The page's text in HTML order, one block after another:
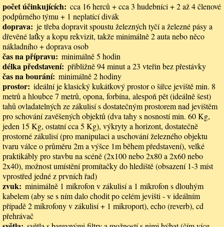
počet účinkujících cca 16 herců + cca 3 hudebníci + 2 až 4 členové
podpůrného týmu + 1 neplatící divák
doprava je třeba dopravit spoustu železných tyčí a železné pásy a
dřevěné laťky a kopu rekvizit, takže minimálně 2 auta nebo něco
nákladního + doprava osob
čas na přípravu minimálně 5 hodin
délka představení přibližně 94 minut a 23 vteřin bez přestávky
čas na bourání minimálně 2 hodiny
prostor ideální je klasický kukátkový prostor o šířce jeviště min. 8
metrů a hloubce 7 metrů, opona, forbína, alespoň pět (ideálně šest)
tahů ovladatelných ze zákulisí s dostatečným prostorem nad jevištěm
pro schování zavěšených objektů (dva tahy s nosností min. 60 Kg,
jeden 15 Kg, ostatní cca 5 Kg), výkryty a horizont, dostatečně
prostorné zákulisí (pro manipulaci a uschování železného objektu
tvaru válce o průměru 2m a výšce 1m během představení), velké
praktikábly pro stavbu na scéně (2x100 nebo 2x80 a 2x60 nebo
2x40), možnost umístění promítačky do hlediště (obsazení 1-3 míst
vprostřed jedné z prvních řad)
zvuk minimálně 1 mikrofon v zákulisí a 1 mikrofon s dlouhým
kabelem (aby se s ním dalo chodit po celém jevišti - v ideálním
případě 2 mikrofony v zákulisí + 1 mikroport), echo (reverb), cd
přehrávač